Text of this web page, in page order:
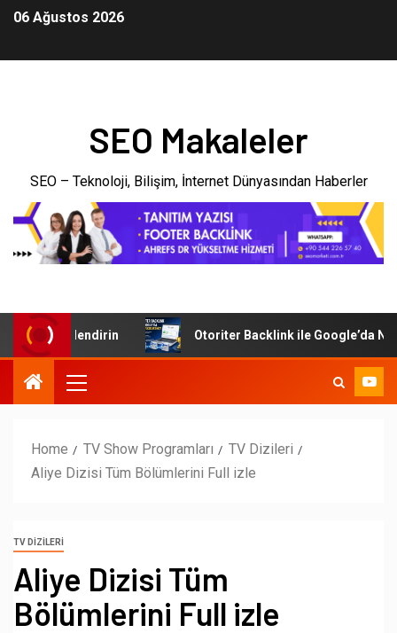
06 Ağustos 2026
SEO Makaleler
SEO – Teknoloji, Bilişim, İnternet Dünyasından Haberler
Güçlendirin Otoriter Backlink ile Google’da Nasıl
Home TV Show Programları
TV Dizileri
Aliye Dizisi Tüm Bölümlerini Full izle
TV DIZILERI
Aliye Dizisi Tüm
Bölümlerini Full izle